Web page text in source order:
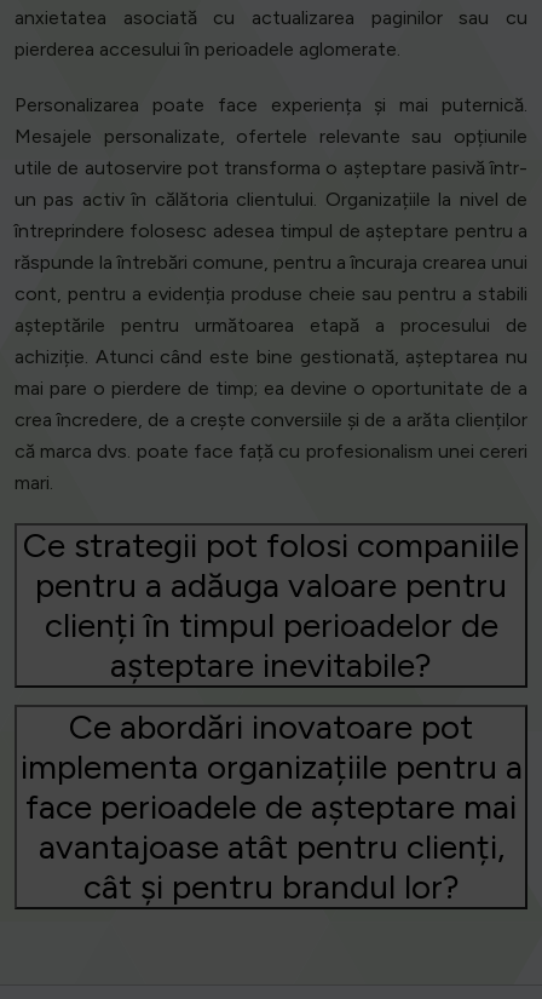
anxietatea asociată cu actualizarea paginilor sau cu
pierderea accesului în perioadele aglomerate.
Personalizarea poate face experiența și mai puternică.
Mesajele personalizate, ofertele relevante sau opțiunile
utile de autoservire pot transforma o așteptare pasivă într-
un pas activ în călătoria clientului. Organizațiile la nivel de
întreprindere folosesc adesea timpul de așteptare pentru a
răspunde la întrebări comune, pentru a încuraja crearea unui
cont, pentru a evidenția produse cheie sau pentru a stabili
așteptările pentru următoarea etapă a procesului de
achiziție. Atunci când este bine gestionată, așteptarea nu
mai pare o pierdere de timp; ea devine o oportunitate de a
crea încredere, de a crește conversiile și de a arăta clienților
că marca dvs. poate face față cu profesionalism unei cereri
mari.
Ce strategii pot folosi companiile
pentru a adăuga valoare pentru
clienți în timpul perioadelor de
așteptare inevitabile?
Ce abordări inovatoare pot
implementa organizațiile pentru a
face perioadele de așteptare mai
avantajoase atât pentru clienți,
cât și pentru brandul lor?